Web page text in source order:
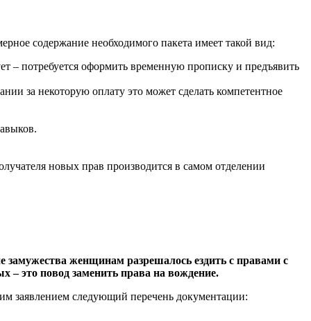
содержание необходимого пакета имеет такой вид:
– потребуется оформить временную прописку и предъявить
за некоторую оплату это может сделать компетентное
новых прав производится в самом отделении
замужества женщинам разрешалось ездить с правами с
– это повод заменить права на вождение.
заявлением следующий перечень документации: